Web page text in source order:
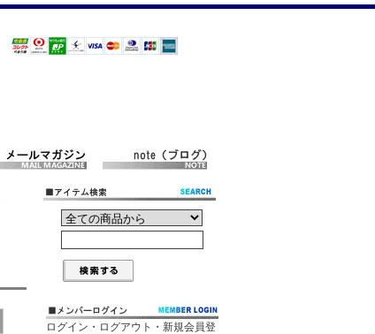
ログイン・ログアウト・新規会員登